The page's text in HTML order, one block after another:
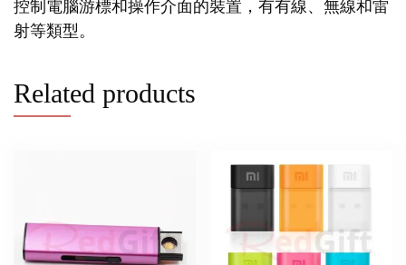
控制電腦游標和操作介面的裝置，有有線、無線和雷
射等類型。
Related products